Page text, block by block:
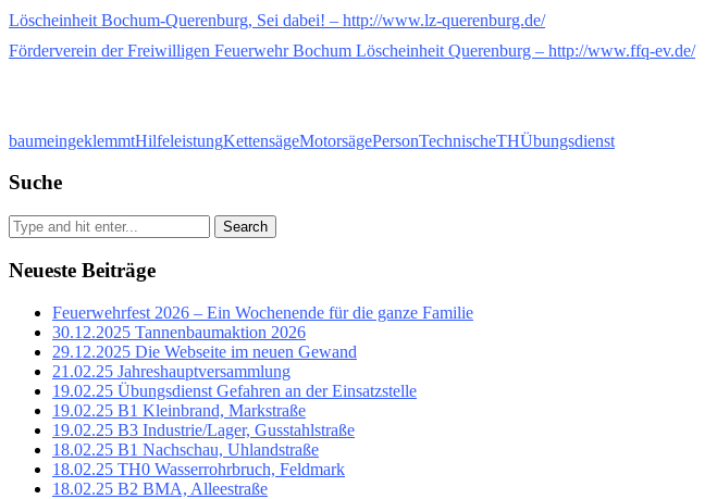
Löscheinheit Bochum-Querenburg, Sei dabei! – http://www.lz-querenburg.de/
Förderverein der Freiwilligen Feuerwehr Bochum Löscheinheit Querenburg – http://www.ffq-ev.de/
baumeingeklemmtHilfeleistungKettensägeMotorsägePersonTechnischeTHÜbungsdienst
Suche
Search
Neueste Beiträge
Feuerwehrfest 2026 – Ein Wochenende für die ganze Familie
30.12.2025 Tannenbaumaktion 2026
29.12.2025 Die Webseite im neuen Gewand
21.02.25 Jahreshauptversammlung
19.02.25 Übungsdienst Gefahren an der Einsatzstelle
19.02.25 B1 Kleinbrand, Markstraße
19.02.25 B3 Industrie/Lager, Gusstahlstraße
18.02.25 B1 Nachschau, Uhlandstraße
18.02.25 TH0 Wasserrohrbruch, Feldmark
18.02.25 B2 BMA, Alleestraße